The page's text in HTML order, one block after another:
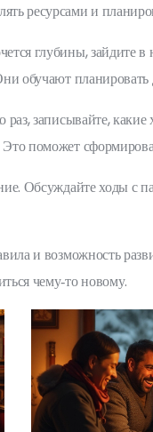
ресурсами и
глубины, зайдите
обучают планировать
записывайте,
поможет
Обсуждайте ходы с
и возможность
чему‑то новому.